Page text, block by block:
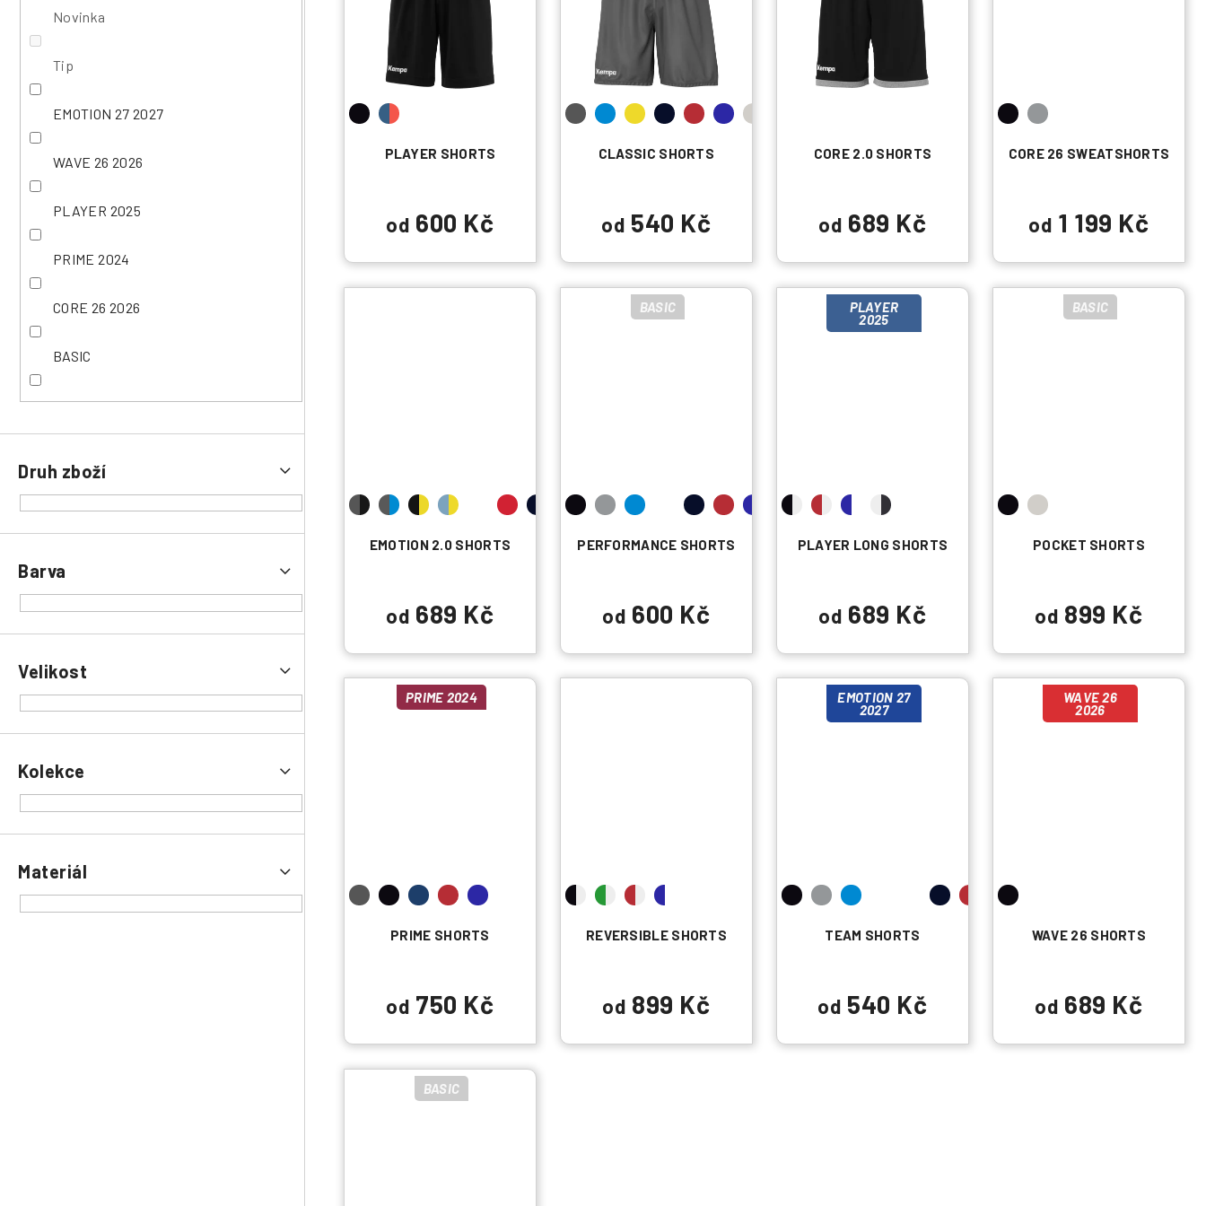
Novinka
Tip
EMOTION 27 2027
WAVE 26 2026
PLAYER 2025
PRIME 2024
CORE 26 2026
BASIC
Druh zboží
Barva
Velikost
Kolekce
Materiál
u
k
PLAYER SHORTS
od 600 Kč
CLASSIC SHORTS
od 540 Kč
CORE 2.0 SHORTS
od 689 Kč
CORE 26 SWEATSHORTS
od 1 199 Kč
EMOTION 2.0 SHORTS
od 689 Kč
BASIC
PERFORMANCE SHORTS
od 600 Kč
PLAYER
2025
PLAYER LONG SHORTS
od 689 Kč
BASIC
POCKET SHORTS
od 899 Kč
PRIME 2024
PRIME SHORTS
od 750 Kč
REVERSIBLE SHORTS
od 899 Kč
EMOTION 27
2027
TEAM SHORTS
od 540 Kč
WAVE 26
2026
WAVE 26 SHORTS
od 689 Kč
BASIC